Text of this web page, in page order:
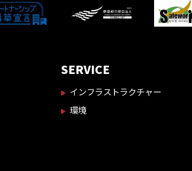
SERVICE
インフラストラクチャー
環境